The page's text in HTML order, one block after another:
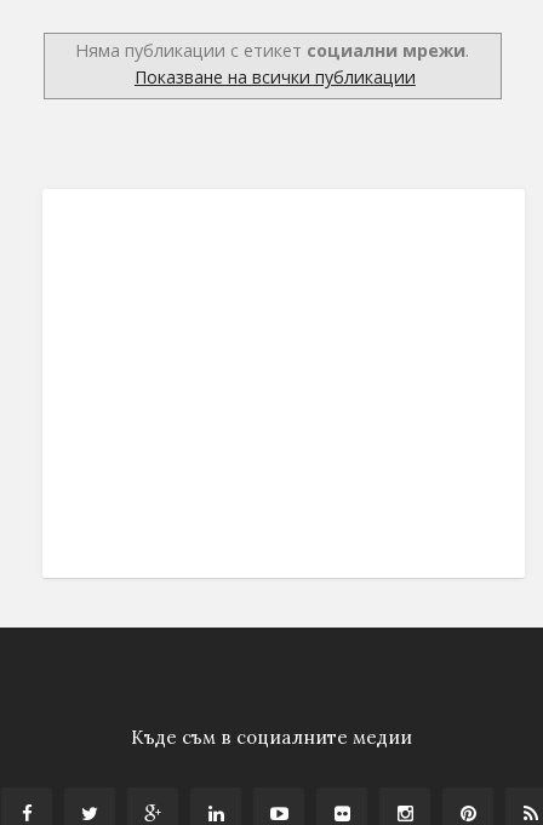
Няма публикации с етикет социални мрежи.
Показване на всички публикации
Къде съм в социалните медии